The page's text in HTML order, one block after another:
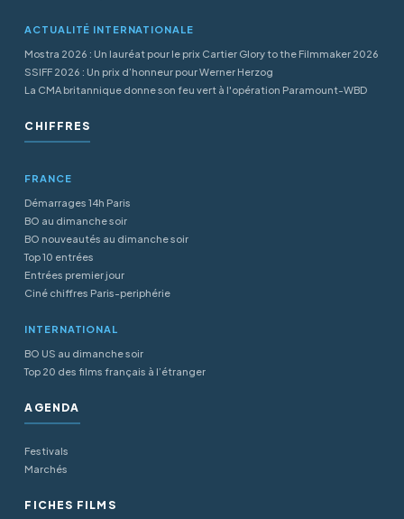
ACTUALITÉ INTERNATIONALE
Mostra 2026 : Un lauréat pour le prix Cartier Glory to the Filmmaker 2026
SSIFF 2026 : Un prix d’honneur pour Werner Herzog
La CMA britannique donne son feu vert à l'opération Paramount-WBD
CHIFFRES
FRANCE
Démarrages 14h Paris
BO au dimanche soir
BO nouveautés au dimanche soir
Top 10 entrées
Entrées premier jour
Ciné chiffres Paris-periphérie
INTERNATIONAL
BO US au dimanche soir
Top 20 des films français à l’étranger
AGENDA
Festivals
Marchés
FICHES FILMS